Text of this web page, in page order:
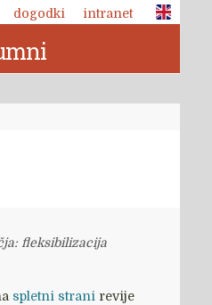
dogodki intranet
fleksibilizacija
spletni strani revije